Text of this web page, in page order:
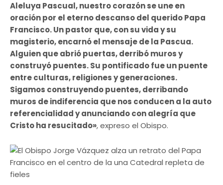
Aleluya Pascual, nuestro corazón se une en
oración por el eterno descanso del querido Papa
Francisco. Un pastor que, con su vida y su
magisterio, encarnó el mensaje de la Pascua.
Alguien que abrió puertas, derribó muros y
construyó puentes. Su pontificado fue un puente
entre culturas, religiones y generaciones.
Sigamos construyendo puentes, derribando
muros de indiferencia que nos conducen a la auto
referencialidad y anunciando con alegría que
Cristo ha resucitado», expreso el Obispo.